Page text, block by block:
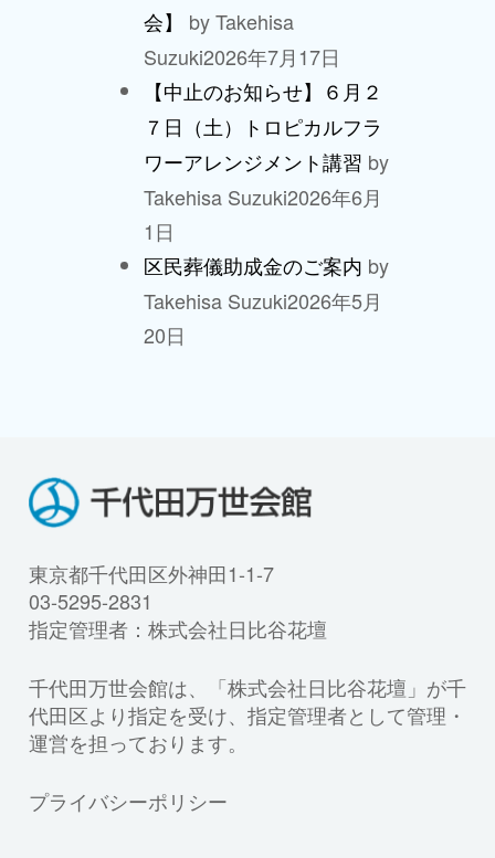
会】
by Takehisa
Suzuki2026年7月17日
【中止のお知らせ】６月２
７日（土）トロピカルフラ
ワーアレンジメント講習 by
Takehisa Suzuki2026年6月
1日
区民葬儀助成金のご案内 by
Takehisa Suzuki2026年5月
20日
東京都千代田区外神田1-1-7
03-5295-2831
指定管理者：株式会社日比谷花壇
千代田万世会館は、「株式会社日比谷花壇」が千
代田区より指定を受け、指定管理者として管理・
運営を担っております。
プライバシーポリシー